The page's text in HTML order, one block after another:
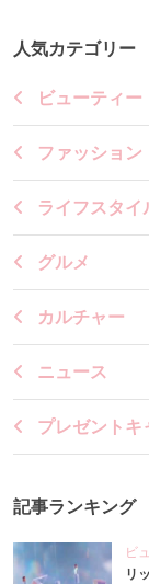
人気カテゴリー
ビューティー
ファッション
ライフスタイ
グルメ
カルチャー
ニュース
プレゼントキ
記事ランキング
ビ
リ